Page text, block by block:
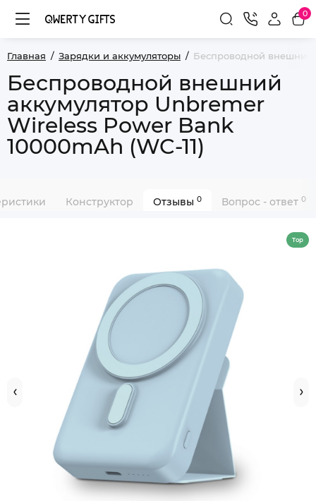
0
Главная Зарядки и аккумуляторы Беспроводной внешний
Беспроводной внешний
аккумулятор Unbremer
Wireless Power Bank
10000mAh (WC-11)
Конструктор Отзывы 0 Вопрос - ответ 0
Top